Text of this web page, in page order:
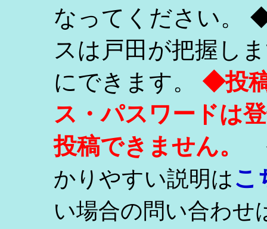
なってください。
スは戸田が把握し
にできます。 ◆投
ス・パスワードは
投稿できません。
かりやすい説明はこ
い場合の問い合わせ